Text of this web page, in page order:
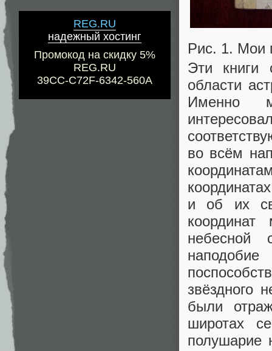
REG.RU
надежный хостинг
Промокод на скидку 5%
REG.RU
39CC-C72F-6342-560A
Рис. 1. Мои
Эти книги
области
Именно
во всём
и об их
небесной
звёздного
были
широтах
полушарие